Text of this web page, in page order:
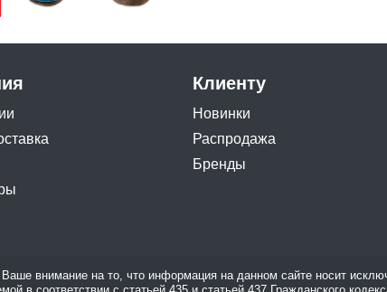
Клиенту
Новинки
Распродажа
Бренды
внимание на то, что информация на данном сайте носит